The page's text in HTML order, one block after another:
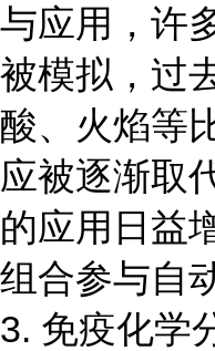
与应用，许
被模拟，过
酸、火焰等
应被逐渐取
的应用日益
组合参与自
3. 免疫化学